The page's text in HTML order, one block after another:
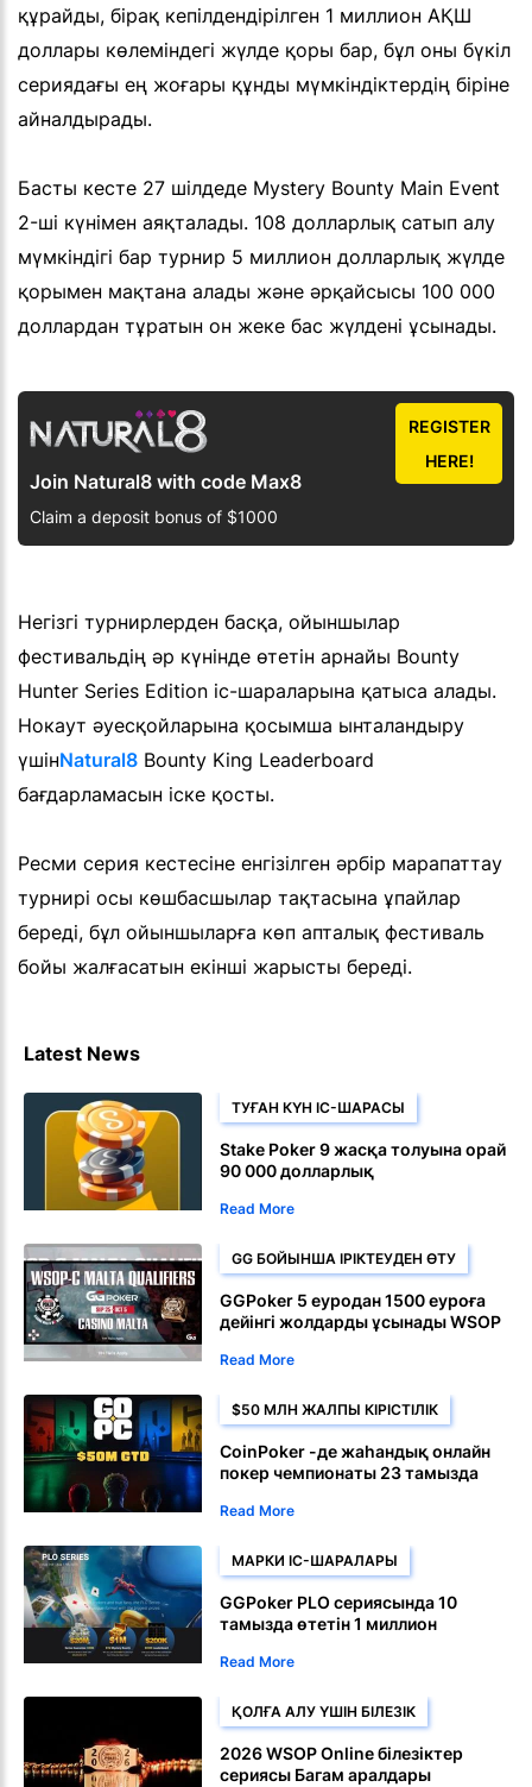
құрайды, бірақ кепілдендірілген 1 миллион АҚШ
доллары көлеміндегі жүлде қоры бар, бұл оны бүкіл
сериядағы ең жоғары құнды мүмкіндіктердің біріне
айналдырады.
Басты кесте 27 шілдеде Mystery Bounty Main Event
2-ші күнімен аяқталады. 108 долларлық сатып алу
мүмкіндігі бар турнир 5 миллион долларлық жүлде
қорымен мақтана алады және әрқайсысы 100 000
доллардан тұратын он жеке бас жүлдені ұсынады.
Join Natural8 with code Max8
Claim a deposit bonus of $1000
REGISTER
HERE!
Негізгі турнирлерден басқа, ойыншылар
фестивальдің әр күнінде өтетін арнайы Bounty
Hunter Series Edition іс-шараларына қатыса алады.
Нокаут әуесқойларына қосымша ынталандыру
үшінNatural8 Bounty King Leaderboard
бағдарламасын іске қосты.
Ресми серия кестесіне енгізілген әрбір марапаттау
турнирі осы көшбасшылар тақтасына ұпайлар
береді, бұл ойыншыларға көп апталық фестиваль
бойы жалғасатын екінші жарысты береді.
Latest News
ТУҒАН КҮН ІС-ШАРАСЫ
Stake Poker 9 жасқа толуына орай
90 000 долларлық
жариялады
Read More
GG БОЙЫНША ІРІКТЕУДЕН ӨТУ
GGPoker 5 еуродан 1500 еуроға
дейінгі жолдарды ұсынады WSOP
Read More
$50 МЛН ЖАЛПЫ КІРІСТІЛІК
CoinPoker -де жаһандық онлайн
покер чемпионаты 23 тамызда
Read More
МАРКИ ІС-ШАРАЛАРЫ
GGPoker PLO сериясында 10
тамызда өтетін 1 миллион
өтеді
Read More
ҚОЛҒА АЛУ ҮШІН БІЛЕЗІК
2026 WSOP Online білезіктер
сериясы Багам аралдары